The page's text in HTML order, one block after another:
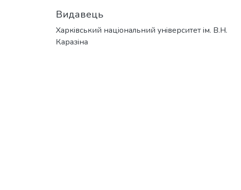
Видавець
Харкiвський нацiональний унiверситет iм. В.Н.
Каразiна